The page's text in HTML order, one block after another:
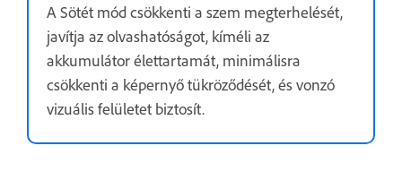
A Sötét mód csökkenti a szem megterhelését,
javítja az olvashatóságot, kíméli az
akkumulátor élettartamát, minimálisra
csökkenti a képernyő tükröződését, és vonzó
vizuális felületet biztosít.